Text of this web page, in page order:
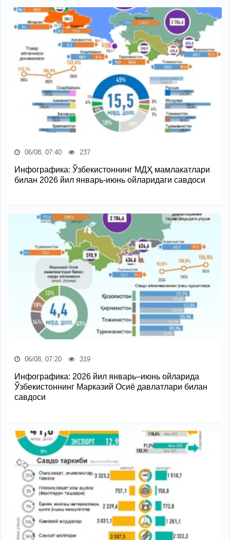
06/08, 07:40 237
Инфографика: Ўзбекистоннинг МДҲ мамлакатлари
билан 2026 йил январь-июнь ойларидаги савдоси
06/08, 07:20 319
Инфографика: 2026 йил январь–июнь ойларида
Ўзбекистоннинг Марказий Осиё давлатлари билан
савдоси